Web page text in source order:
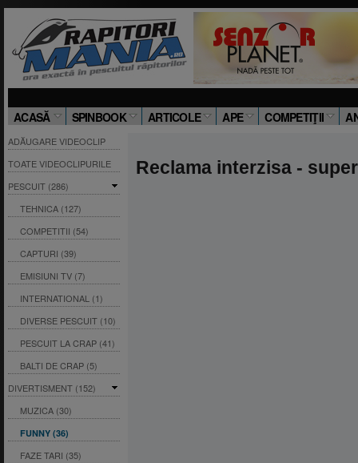
ACASĂ SPINBOOK ARTICOLE APE COMPETIŢII
ADĂUGARE VIDEOCLIP
TOATE VIDEOCLIPURILE
PESCUIT (286)
TEHNICA (127)
COMPETITII (54)
CAPTURI (39)
EMISIUNI TV (7)
INTERNATIONAL (1)
DIVERSE PESCUIT (10)
PESCUIT LA CRAP (41)
BALTI DE CRAP (5)
DIVERTISMENT (152)
MUZICA (30)
FUNNY (36)
FAZE TARI (35)
Reclama interzisa -